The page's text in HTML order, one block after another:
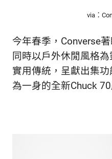
via：
今年春季，Converse
同時以戶外休閒風格
實用傳統，呈獻出集
為一身的全新Chuck 70